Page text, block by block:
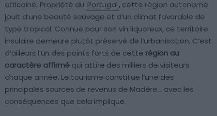
africaine. Propriété du Portugal, cette région autonome
jouit d’une beauté sauvage et d’un climat favorable de
type tropical. Connue pour son vin liquoreux, ce territoire
insulaire demeure plutôt préservé de l’urbanisation. C’est
d’ailleurs l’un des points forts de cette région au
caractère affirmé qui attire des milliers de visiteurs
chaque année. Le tourisme constitue l’une des
principales sources de revenus de Madère… avec les
conséquences que cela implique.